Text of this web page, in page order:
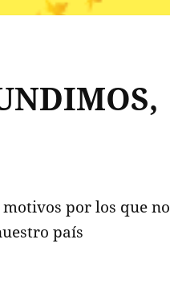
motivos por los que no
país